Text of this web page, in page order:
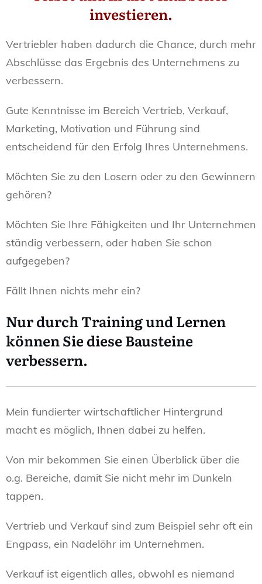
investieren.
Vertriebler haben dadurch die Chance, durch mehr
Abschlüsse das Ergebnis des Unternehmens zu
verbessern.
Gute Kenntnisse im Bereich Vertrieb, Verkauf,
Marketing, Motivation und Führung sind
entscheidend für den Erfolg Ihres Unternehmens.
Möchten Sie zu den Losern oder zu den Gewinnern
gehören?
Möchten Sie Ihre Fähigkeiten und Ihr Unternehmen
ständig verbessern, oder haben Sie schon
aufgegeben?
Fällt Ihnen nichts mehr ein?
Nur durch Training und Lernen
können Sie diese Bausteine
verbessern.
Mein fundierter wirtschaftlicher Hintergrund
macht es möglich, Ihnen dabei zu helfen.
Von mir bekommen Sie einen Überblick über die
o.g. Bereiche, damit Sie nicht mehr im Dunkeln
tappen.
Vertrieb und Verkauf sind zum Beispiel sehr oft ein
Engpass, ein Nadelöhr im Unternehmen.
Verkauf ist eigentlich alles, obwohl es niemand